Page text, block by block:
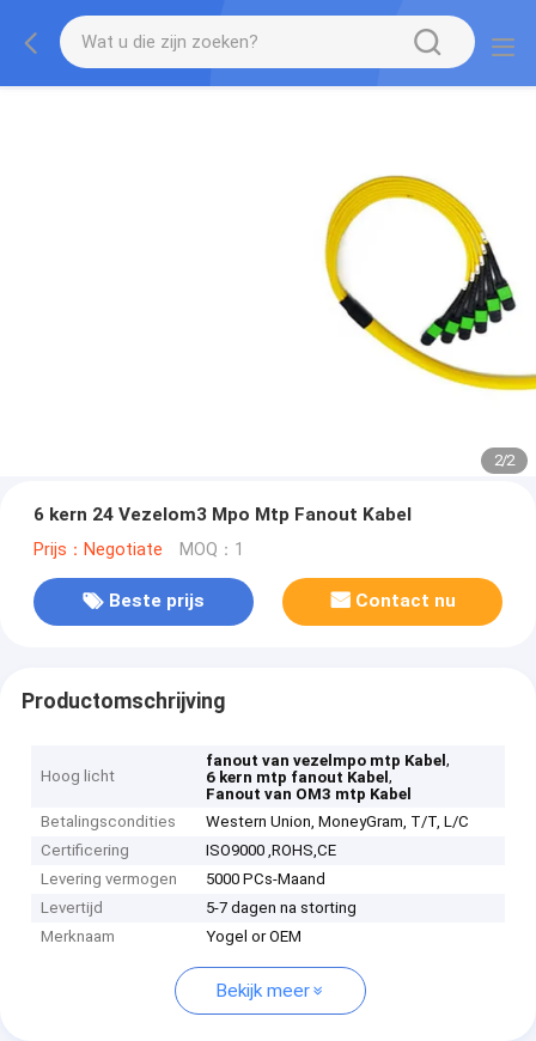
2/2
6 kern 24 Vezelom3 Mpo Mtp Fanout Kabel
Prijs：Negotiate MOQ：1
Beste prijs Contact nu
Productomschrijving
Hoog licht
fanout van vezelmpo mtp Kabel,
6 kern mtp fanout Kabel,
Fanout van OM3 mtp Kabel
Betalingscondities
Western Union, MoneyGram, T/T, L/C
Certificering
ISO9000 ,ROHS,CE
Levering vermogen
5000 PCs-Maand
Levertijd
5-7 dagen na storting
Merknaam
Yogel or OEM
Bekijk meer